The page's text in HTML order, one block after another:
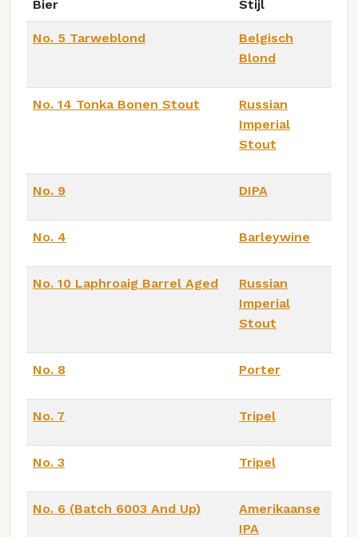
Bier Stijl
No. 5 Tarweblond
Belgisch
Blond
No. 14 Tonka Bonen Stout
Russian
Imperial
Stout
No. 9 DIPA
No. 4 Barleywine
No. 10 Laphroaig Barrel Aged
Russian
Imperial
Stout
No. 8 Porter
No. 7 Tripel
No. 3 Tripel
No. 6 (Batch 6003 And Up)
Amerikaanse
IPA